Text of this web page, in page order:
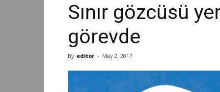
Sınır gözcüsü
görevde
By editor - May 2, 2017